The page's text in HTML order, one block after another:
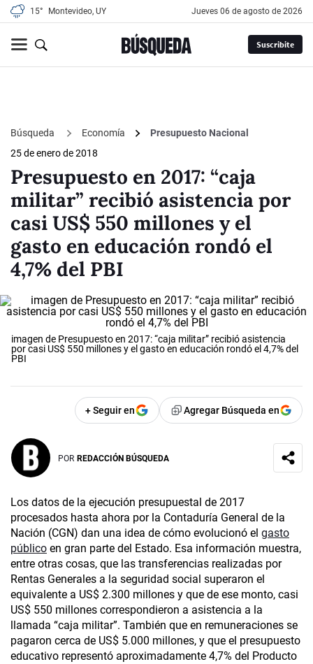
15° Montevideo, UY jueves 06 de agosto de 2026
Suscribite
Búsqueda Economía
Presupuesto Nacional
25 de enero de 2018
Presupuesto en 2017: “caja
militar” recibió asistencia por
casi US$ 550 millones y el
gasto en educación rondó el
4,7% del PBI
imagen de Presupuesto en 2017: “caja militar” recibió asistencia
por casi US$ 550 millones y el gasto en educación rondó el 4,7% del
PBI
+ Seguir en Agregar Búsqueda en
POR REDACCIÓN BÚSQUEDA
Los datos de la ejecución presupuestal de 2017
procesados hasta ahora por la Contaduría General de la
Nación (CGN) dan una idea de cómo evolucionó el gasto
público en gran parte del Estado. Esa información muestra,
entre otras cosas, que las transferencias realizadas por
Rentas Generales a la seguridad social superaron el
equivalente a US$ 2.300 millones y que de ese monto, casi
US$ 550 millones correspondieron a asistencia a la
llamada “caja militar”. También que en remuneraciones se
pagaron cerca de US$ 5.000 millones, y que el presupuesto
educativo representó aproximadamente 4,7% del Producto